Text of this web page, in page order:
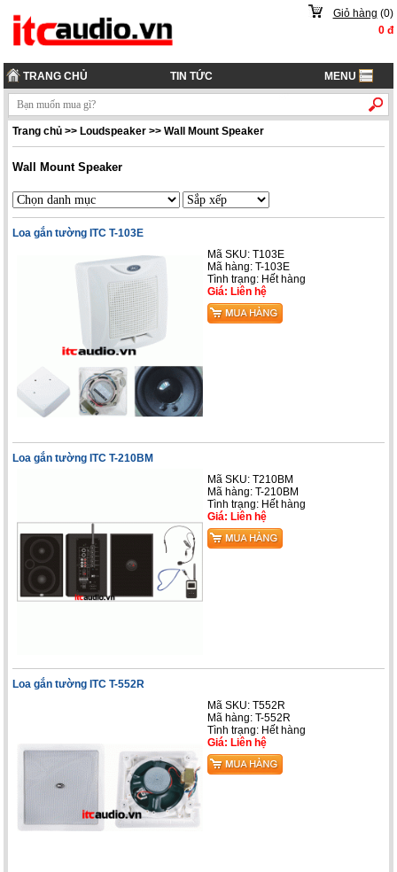
Giỏ hàng (0)
0đ
TRANG CHỦ TIN TỨC MENU
Trang chủ >>Loudspeaker >>Wall Mount Speaker
Wall Mount Speaker
Loa gắn tường ITC T-103E
Mã SKU: T103E
Mã hàng: T-103E
Tình trạng: Hết hàng
Giá: Liên hệ
Loa gắn tường ITC T-210BM
Mã SKU: T210BM
Mã hàng: T-210BM
Tình trạng: Hết hàng
Giá: Liên hệ
Loa gắn tường ITC T-552R
Mã SKU: T552R
Mã hàng: T-552R
Tình trạng: Hết hàng
Giá: Liên hệ